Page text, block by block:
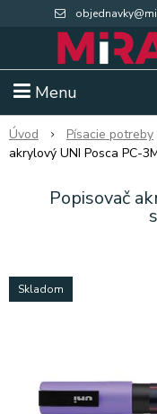
Menu
Úvod Písacie potreby
akrylový UNI Posca PC-
Popisovač
Skladom